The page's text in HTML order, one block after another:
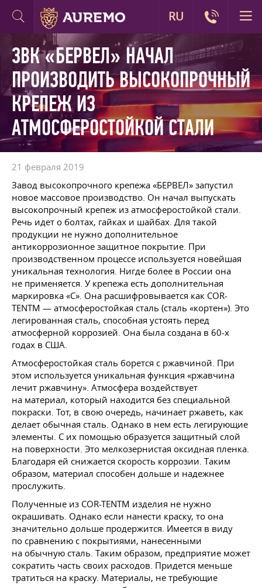
ЗВК «БЕРВЕЛ» НАЧАЛ
ПРОИЗВОДИТЬ ВЫСОКОПРОЧНЫЙ
КРЕПЕЖ ИЗ
АТМОСФЕРОСТОЙКОЙ СТАЛИ
21 февраля 2019
Завод высокопрочного крепежа «БЕРВЕЛ» запустил
новое массовое производство. Он начал выпускать
высокопрочный крепеж из атмосферостойкой стали.
Речь идет о болтах, гайках и шайбах. Для такой
продукции не нужно дополнительное
антикоррозионное защитное покрытие. При
производственном процессе используется новейшая
уникальная технология. Нигде более в России она
не применяется. У крепежа есть дополнительная
маркировка «С». Она расшифровывается как COR-
TENTM — атмосферостойкая сталь (сталь «кортен»). Это
легированная сталь, способная устоять перед
атмосферной коррозией. Она была создана в 60-х
годах в США.
Атмосферостойкая сталь борется с ржавчиной. При
этом используется уникальная функция «ржавчина
лечит ржавчину». Атмосфера воздействует
на материал, который находится без специальной
покраски. Тот, в свою очередь, начинает ржаветь, как
делает обычная сталь. Однако в нем есть легирующие
элементы. С их помощью образуется защитный слой
на поверхности. Это мелкозернистая оксидная пленка.
Благодаря ей снижается скорость коррозии. Таким
образом, материал способен дольше и надежнее
прослужить.
Полученные из COR-TENTM изделия не нужно
окрашивать. Однако если нанести краску, то она
значительно дольше продержится. Имеется в виду
по сравнению с покрытиями, нанесенными
на обычную сталь. Таким образом, предприятие может
сократить часть своих расходов. Придется меньше
тратиться на краску. Материалы, не требующие
RU